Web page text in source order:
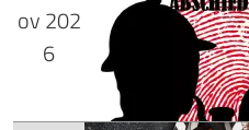
Mehr
ov202
6